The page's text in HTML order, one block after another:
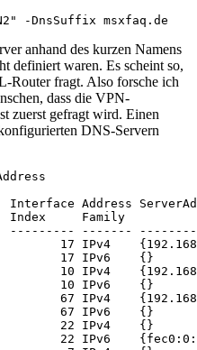
-DnsSuffix msxfaq.de
anhand des kurzen Namens
definiert waren. Es scheint so,
Router fragt. Also forsche ich
dass die VPN-
zuerst gefragt wird. Einen
DNS-Servern
Address
Index     Family
-------
17 IPv4
17 IPv6    {}
10 IPv4
10 IPv6    {}
67 IPv4
67 IPv6    {}
22 IPv4    {}
22 IPv6